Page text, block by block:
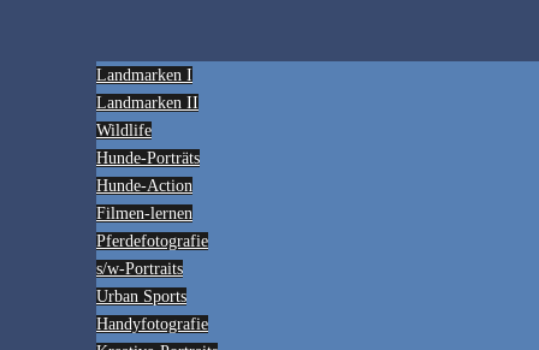
Landmarken I
Landmarken II
Wildlife
Hunde-Porträts
Hunde-Action
Filmen-lernen
Pferdefotografie
s/w-Portraits
Urban Sports
Handyfotografie